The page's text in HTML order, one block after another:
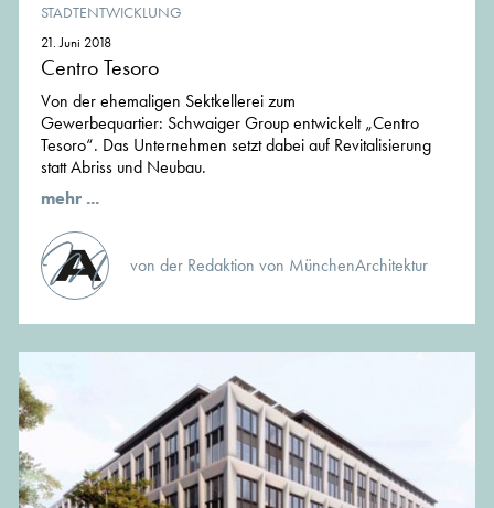
STADTENTWICKLUNG
21. Juni 2018
Centro Tesoro
Von der ehemaligen Sektkellerei zum
Gewerbequartier: Schwaiger Group entwickelt „Centro
Tesoro“. Das Unternehmen setzt dabei auf Revitalisierung
statt Abriss und Neubau.
mehr ...
von der Redaktion von MünchenArchitektur